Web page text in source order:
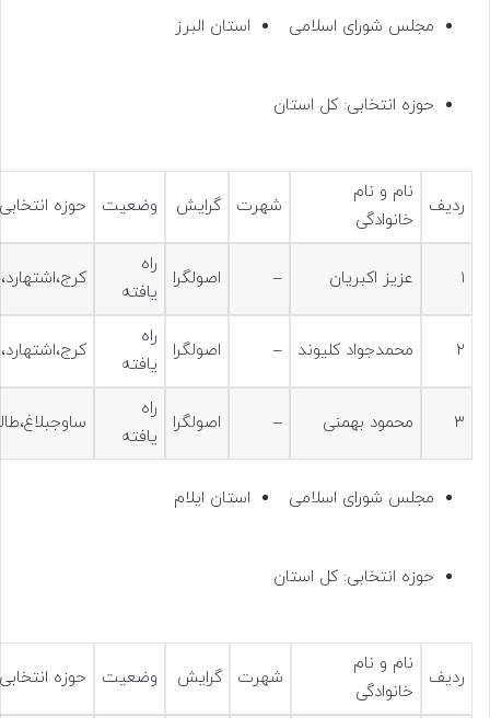
مجلس شورای اسلامی استان البرز
حوزه انتخابی: کل استان
ردیف
نام و نام
خانوادگی
شهرت گرایش وضعیت حوزه انتخابی
۱ عزیز اکبریان – اصولگرا
راه
یافته
۲ محمدجواد کلیوند – اصولگرا
راه
یافته
۳ محمود بهمنی – اصولگرا
راه
یافته
مجلس شورای اسلامی استان ایلام
حوزه انتخابی: کل استان
ردیف
نام و نام
خانوادگی
شهرت گرایش وضعیت حوزه انتخابی